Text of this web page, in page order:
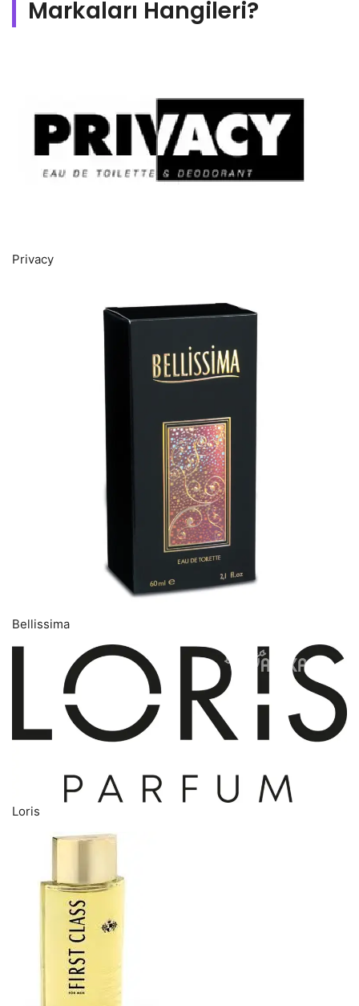
Markaları Hangileri?
Privacy
Bellissima
Loris